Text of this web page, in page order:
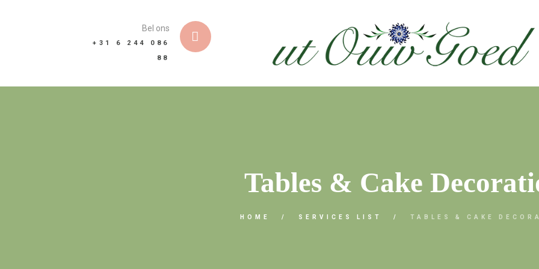
Bel ons
+31 6 244 086
88
Tables & Cake
HOME SERVICES LIST TABLES & CAKE